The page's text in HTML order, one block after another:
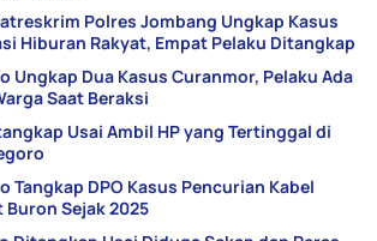
Polres Jombang Ungkap Kasus
Hiburan Rakyat, Empat Pelaku Ditangkap
Ungkap Dua Kasus Curanmor, Pelaku Ada
Saat Beraksi
Usai Ambil HP yang Tertinggal di
Tangkap DPO Kasus Pencurian Kabel
Buron Sejak 2025